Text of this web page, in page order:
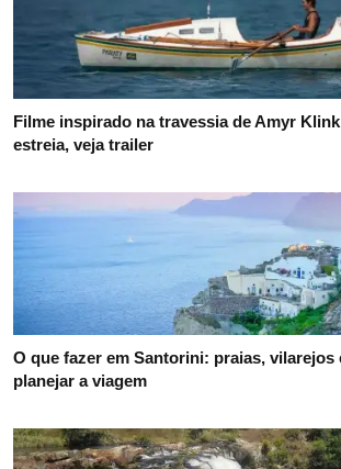
Filme inspirado na travessia de Amyr
estreia, veja trailer
O que fazer em Santorini: praias, vilarejos
planejar a viagem